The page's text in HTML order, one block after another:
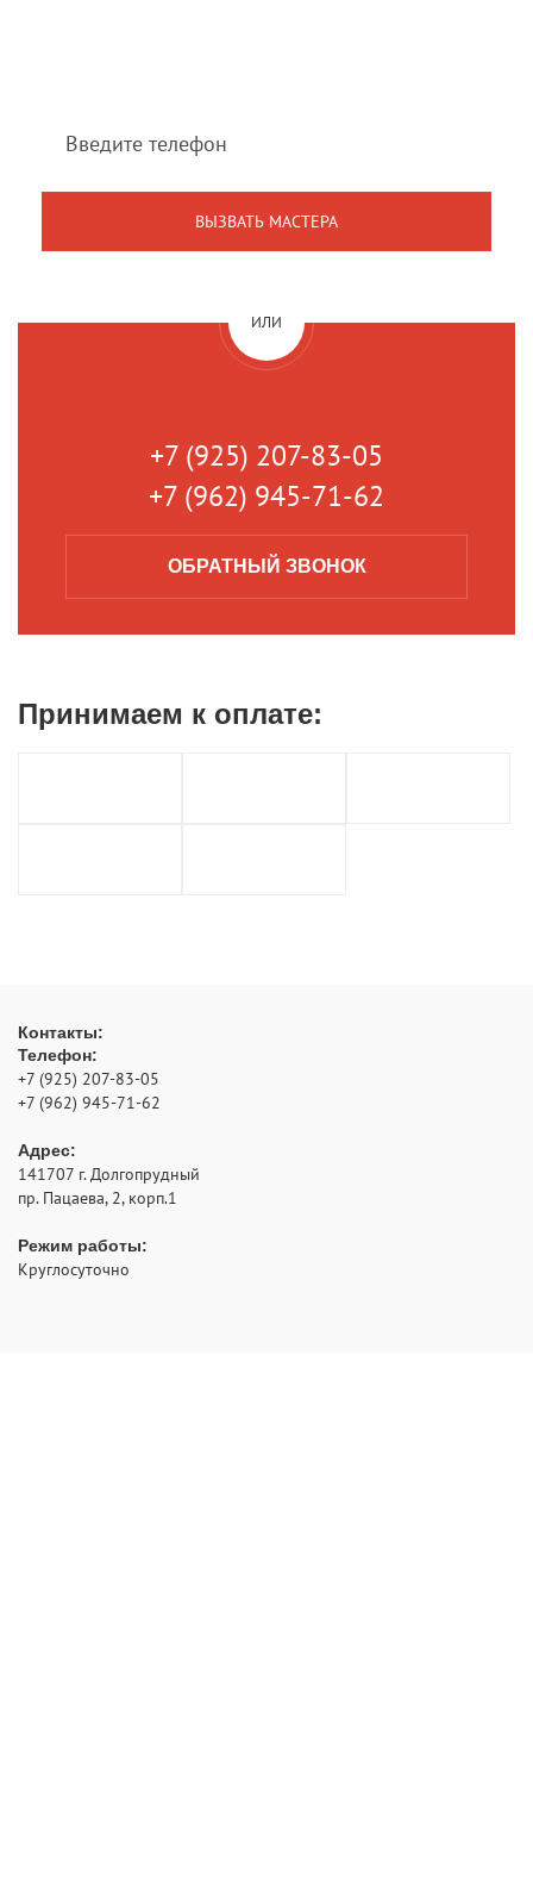
ИЛИ
+7 (925) 207-83-05
+7 (962) 945-71-62
ОБРАТНЫЙ ЗВОНОК
Принимаем к оплате:
Контакты:
Телефон:
+7 (925) 207-83-05
+7 (962) 945-71-62
Адрес:
141707 г. Долгопрудный
пр. Пацаева, 2, корп.1
Режим работы:
Круглосуточно